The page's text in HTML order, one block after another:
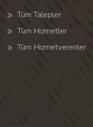
Tüm Talepler
Tüm Hizmetler
Tüm Hizmetverenler